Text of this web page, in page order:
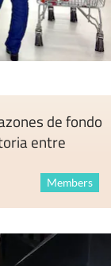
de fondo
entre
Members